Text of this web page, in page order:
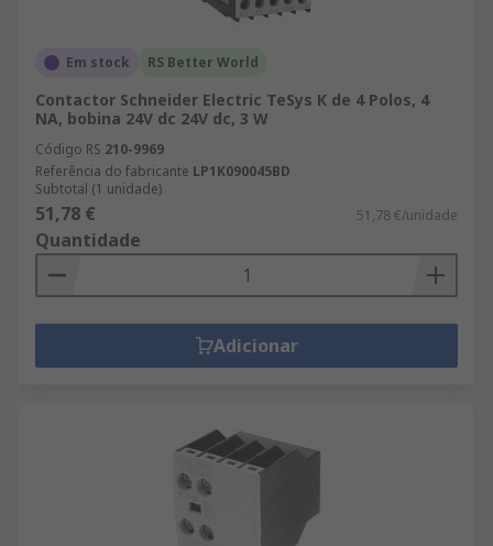
Em stock RS Better World
Contactor Schneider Electric TeSys K de 4 Polos, 4
NA, bobina 24V dc 24V dc, 3 W
Código RS 210-9969
Referência do fabricante LP1K090045BD
Subtotal (1 unidade)
51,78 € 51,78 €/unidade
Quantidade
Adicionar